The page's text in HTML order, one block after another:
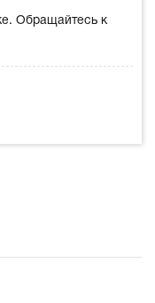
Обращайтесь к